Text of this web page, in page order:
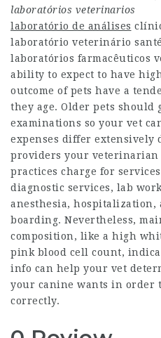
laboratórios veterinarios
laboratório de análises
laboratório veterinário santé
laboratórios farmacêuticos
ability to expect to have
outcome of pets have a
they age. Older pets
examinations so your vet
expenses differ extensively
providers your
practices charge for
diagnostic services, lab
anesthesia, hospitalization,
boarding. Nevertheless,
composition, like a high
pink blood cell count,
info can help your vet
your canine wants in order
correctly.